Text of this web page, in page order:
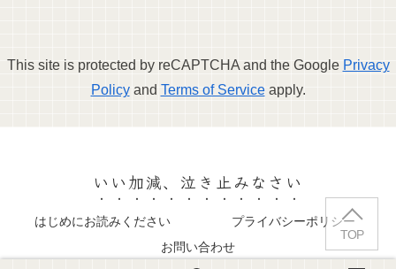
This site is protected by reCAPTCHA and the Google Privacy
Policyand Terms of Serviceapply.
いい加減、泣き止みなさい
はじめにお読みください
プライバシーポリシー
お問い合わせ
TOP